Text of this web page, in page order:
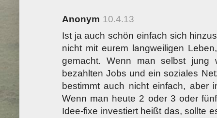
Anonym 10.4.13
Ist ja auch schön einfach sich
nicht mit eurem langweiligen
gemacht. Wenn man selbst
bezahlten Jobs und ein soziales
bestimmt auch nicht einfach, aber
Wenn man heute 2 oder 3 oder
Idee-fixe investiert heißt das, sollte